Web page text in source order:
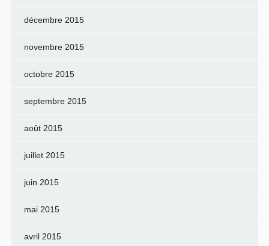
décembre 2015
novembre 2015
octobre 2015
septembre 2015
août 2015
juillet 2015
juin 2015
mai 2015
avril 2015